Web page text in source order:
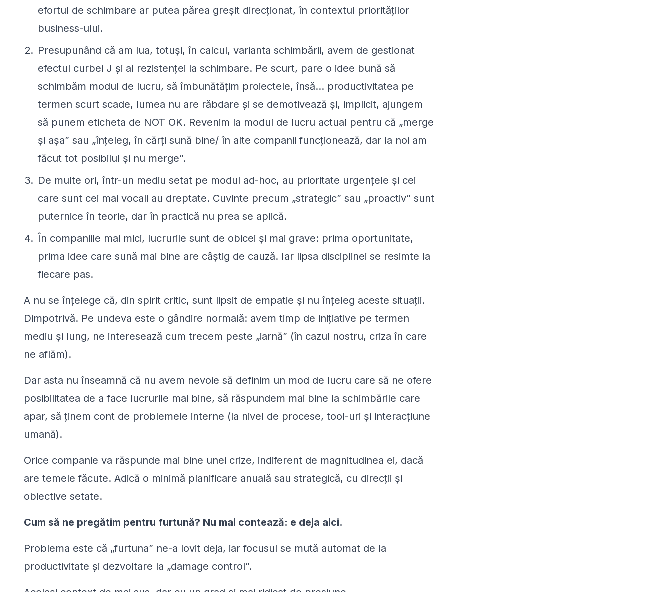
efortul de schimbare ar putea părea greșit direcționat, în contextul priorităților
business-ului.
Presupunând că am lua, totuși, în calcul, varianta schimbării, avem de gestionat
efectul curbei J și al rezistenței la schimbare. Pe scurt, pare o idee bună să
schimbăm modul de lucru, să îmbunătățim proiectele, însă… productivitatea pe
termen scurt scade, lumea nu are răbdare și se demotivează și, implicit, ajungem
să punem eticheta de NOT OK. Revenim la modul de lucru actual pentru că „merge
și așa” sau „înțeleg, în cărți sună bine/ în alte companii funcționează, dar la noi am
făcut tot posibilul și nu merge”.
De multe ori, într-un mediu setat pe modul ad-hoc, au prioritate urgențele și cei
care sunt cei mai vocali au dreptate. Cuvinte precum „strategic” sau „proactiv” sunt
puternice în teorie, dar în practică nu prea se aplică.
În companiile mai mici, lucrurile sunt de obicei și mai grave: prima oportunitate,
prima idee care sună mai bine are câștig de cauză. Iar lipsa disciplinei se resimte la
fiecare pas.
A nu se înțelege că, din spirit critic, sunt lipsit de empatie și nu înțeleg aceste situații.
Dimpotrivă. Pe undeva este o gândire normală: avem timp de inițiative pe termen
mediu și lung, ne interesează cum trecem peste „iarnă” (în cazul nostru, criza în care
ne aflăm).
Dar asta nu înseamnă că nu avem nevoie să definim un mod de lucru care să ne ofere
posibilitatea de a face lucrurile mai bine, să răspundem mai bine la schimbările care
apar, să ținem cont de problemele interne (la nivel de procese, tool-uri și interacțiune
umană).
Orice companie va răspunde mai bine unei crize, indiferent de magnitudinea ei, dacă
are temele făcute. Adică o minimă planificare anuală sau strategică, cu direcții și
obiective setate.
Cum să ne pregătim pentru furtună? Nu mai contează: e deja aici.
Problema este că „furtuna” ne-a lovit deja, iar focusul se mută automat de la
productivitate și dezvoltare la „damage control”.